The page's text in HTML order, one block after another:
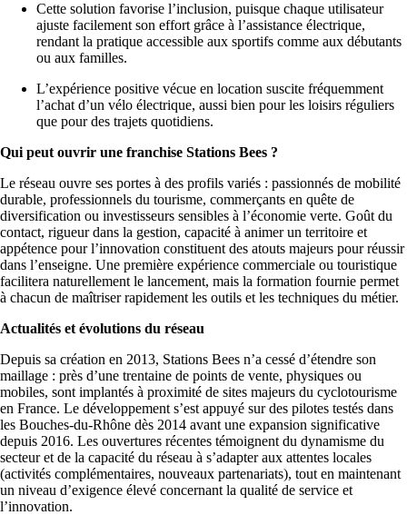
Cette solution favorise l’inclusion, puisque chaque utilisateur
ajuste facilement son effort grâce à l’assistance électrique,
rendant la pratique accessible aux sportifs comme aux débutants
ou aux familles.
L’expérience positive vécue en location suscite fréquemment
l’achat d’un vélo électrique, aussi bien pour les loisirs réguliers
que pour des trajets quotidiens.
Qui peut ouvrir une franchise Stations Bees ?
Le réseau ouvre ses portes à des profils variés : passionnés de mobilité
durable, professionnels du tourisme, commerçants en quête de
diversification ou investisseurs sensibles à l’économie verte. Goût du
contact, rigueur dans la gestion, capacité à animer un territoire et
appétence pour l’innovation constituent des atouts majeurs pour réussir
dans l’enseigne. Une première expérience commerciale ou touristique
facilitera naturellement le lancement, mais la formation fournie permet
à chacun de maîtriser rapidement les outils et les techniques du métier.
Actualités et évolutions du réseau
Depuis sa création en 2013, Stations Bees n’a cessé d’étendre son
maillage : près d’une trentaine de points de vente, physiques ou
mobiles, sont implantés à proximité de sites majeurs du cyclotourisme
en France. Le développement s’est appuyé sur des pilotes testés dans
les Bouches-du-Rhône dès 2014 avant une expansion significative
depuis 2016. Les ouvertures récentes témoignent du dynamisme du
secteur et de la capacité du réseau à s’adapter aux attentes locales
(activités complémentaires, nouveaux partenariats), tout en maintenant
un niveau d’exigence élevé concernant la qualité de service et
l’innovation.